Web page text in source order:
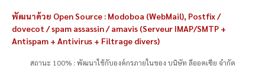
พัฒนาด้วย Open Source : Modoboa (WebMail), Postfix /
dovecot / spam assassin / amavis (Serveur IMAP/SMTP +
Antispam + Antivirus + Filtrage divers)
สถานะ 100% : พัฒนาใช้กับองค์กรภายในของ บนิษัท ลีออคเซีย จำกัด